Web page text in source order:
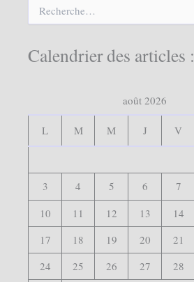
e
e
Calendrier des articles :
août 2026
L M M J V
3
4 5 6 7
10
11 12 13 14
17
18 19 20 21
24
25 26 27 28